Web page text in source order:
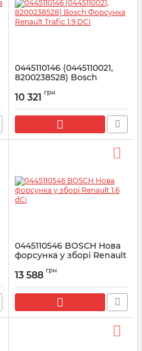
0445110146 (0445110021,
8200238528) Bosch
1.9 DCI
Артикул: 0445110146
10 321 грн
0445110546 BOSCH Нова
форсунка у зборі Renault
Артикул: 0445110546
13 588 грн